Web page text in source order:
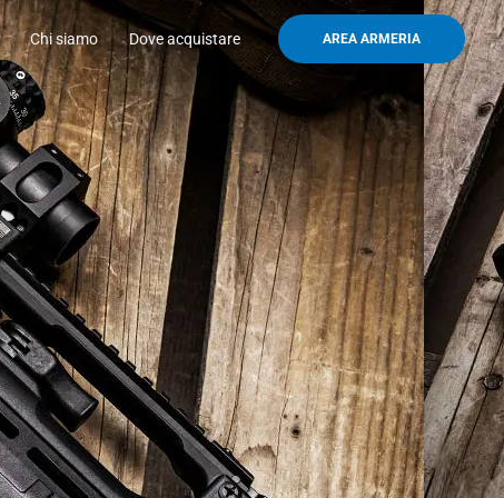
Chi siamo Dove acquistare AREA ARMERIA